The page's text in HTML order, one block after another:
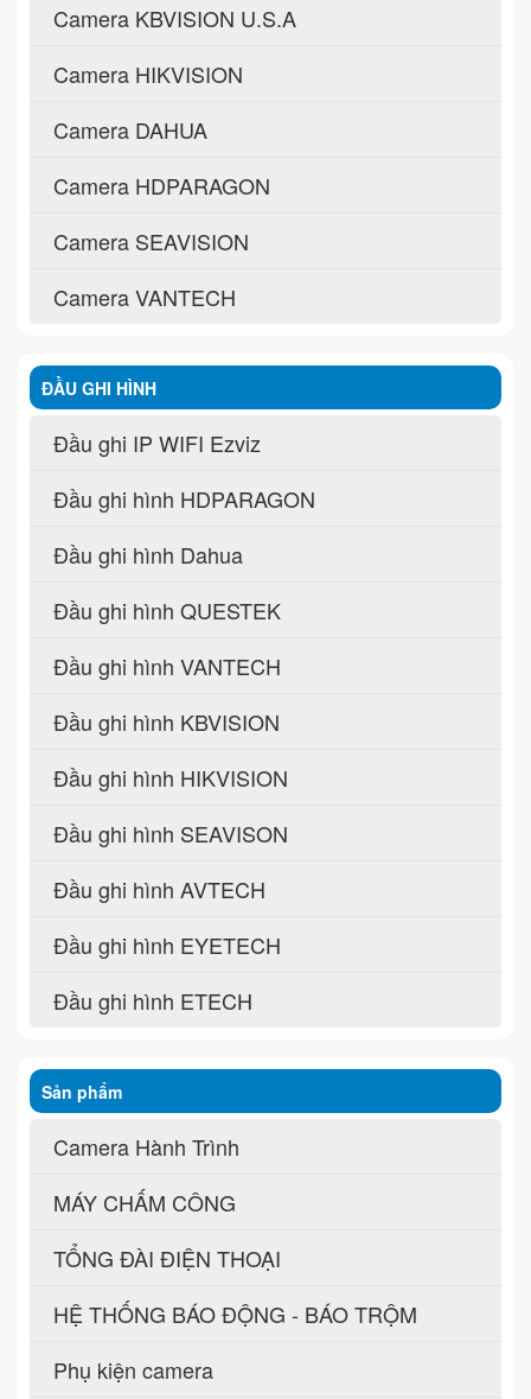
Camera KBVISION U.S.A
Camera HIKVISION
Camera DAHUA
Camera HDPARAGON
Camera SEAVISION
Camera VANTECH
ĐẦU GHI HÌNH
Đầu ghi IP WIFI Ezviz
Đầu ghi hình HDPARAGON
Đầu ghi hình Dahua
Đầu ghi hình QUESTEK
Đầu ghi hình VANTECH
Đầu ghi hình KBVISION
Đầu ghi hình HIKVISION
Đầu ghi hình SEAVISON
Đầu ghi hình AVTECH
Đầu ghi hình EYETECH
Đầu ghi hình ETECH
Sản phẩm
Camera Hành Trình
MÁY CHẤM CÔNG
TỔNG ĐÀI ĐIỆN THOẠI
HỆ THỐNG BÁO ĐỘNG - BÁO TRỘM
Phụ kiện camera